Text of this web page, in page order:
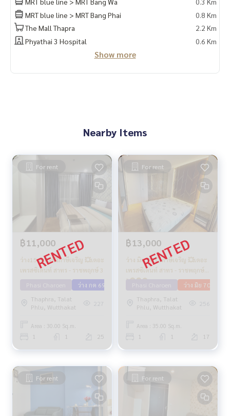
MRT blue line > MRT Bang Phai
0.8 Km
The Mall Thapra
2.2 Km
Phyathai 3 Hospital
0.6 Km
Show more
Nearby Items
For rent
฿11,000
ว่าง15กค69💥ภาษีเจริญ 💥เดอะ
เพรสซิเดนท์ สาทร - ราชพฤกษ์ 3
ว่าง กค 69
Thaphra, Talat
Phlu, Wutthakat
227
Area : 30.00 Sq.m.
1 1 25
For rent
฿13,000
ว่าง มิย 70 💥ภาษีเจริญ 💥เดอะ
เพรสซิเดนท์ สาทร - ราชพฤกษ์
3🔴🟢🟡
ว่าง มิย 70
Thaphra, Talat
Phlu, Wutthakat
256
Area : 35.00 Sq.m.
1 1 17
For rent For rent